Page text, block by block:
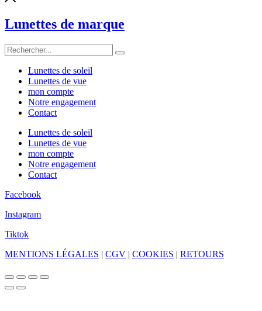
Lunettes de marque
Lunettes de soleil
Lunettes de vue
mon compte
Notre engagement
Contact
Lunettes de soleil
Lunettes de vue
mon compte
Notre engagement
Contact
Facebook
Instagram
Tiktok
MENTIONS LÉGALES | CGV | COOKIES | RETOURS